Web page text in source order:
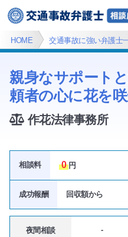
HOME 交通事故に強い弁護士
親身なサポート
頼者の心に花を
作花法律事務所
相談料 0 円
成功報酬 回収額から
夜間相談 -